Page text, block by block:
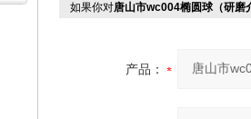
如果你对唐山市wc004椭圆球（研磨
产品：